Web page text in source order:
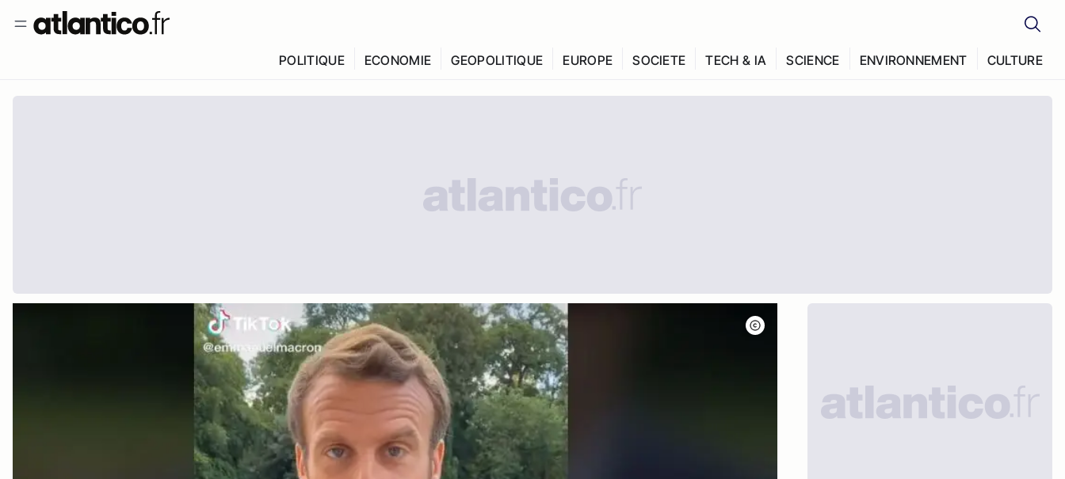
POLITIQUE ECONOMIE GEOPOLITIQUE EUROPE SOCIETE TECH & IA SCIENCE ENVIRONNEMENT CULTURE